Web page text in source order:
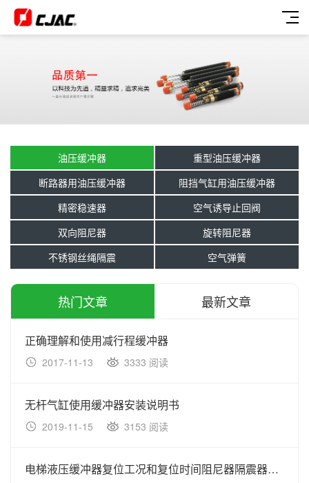
油压缓冲器
重型油压缓冲器
断路器用油压缓冲器
阻挡气缸用油压缓冲器
精密稳速器
空气诱导止回阀
双向阻尼器
旋转阻尼器
不锈钢丝绳隔震
空气弹簧
热门文章 最新文章
正确理解和使用减行程缓冲器
2017-11-13 3333 阅读
无杆气缸使用缓冲器安装说明书
2019-11-15 3153 阅读
电梯液压缓冲器复位工况和复位时间阻尼器隔震器分析